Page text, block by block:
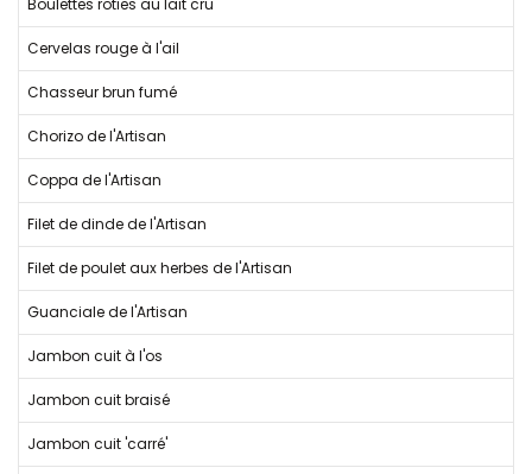
Boulettes roties au lait cru
Cervelas rouge à l'ail
Chasseur brun fumé
Chorizo de l'Artisan
Coppa de l'Artisan
Filet de dinde de l'Artisan
Filet de poulet aux herbes de l'Artisan
Guanciale de l'Artisan
Jambon cuit à l'os
Jambon cuit braisé
Jambon cuit 'carré'